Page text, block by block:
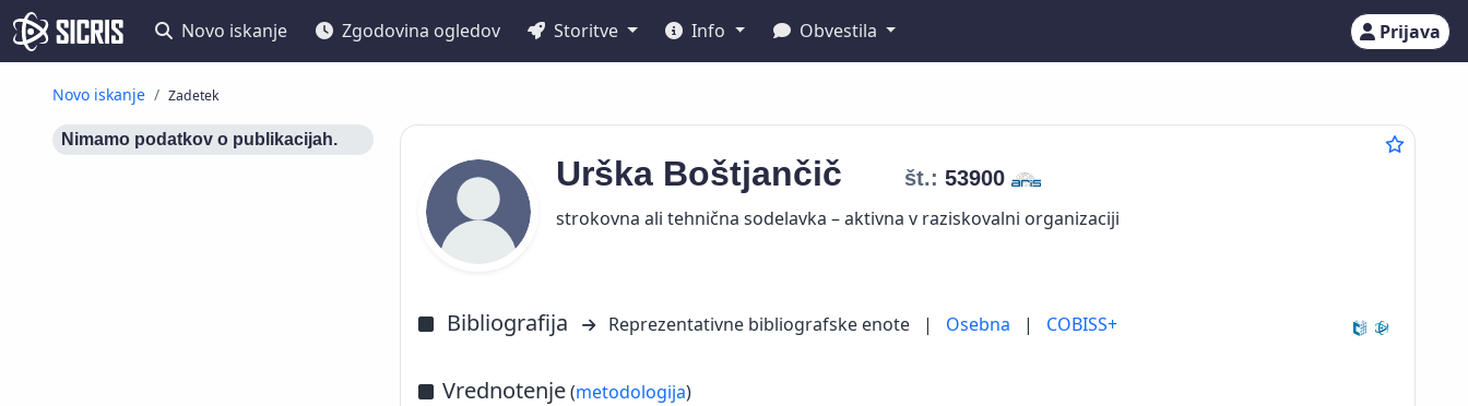
Novo iskanje Zgodovina ogledov Storitve Info Obvestila Prijava
Novo iskanje Zadetek
Nimamo podatkov o publikacijah.
Urška Boštjančič št.: 53900
strokovna ali tehnična sodelavka – aktivna v raziskovalni organizaciji
Bibliografija Reprezentativne bibliografske enote | Osebna | COBISS+
Vrednotenje(metodologija)